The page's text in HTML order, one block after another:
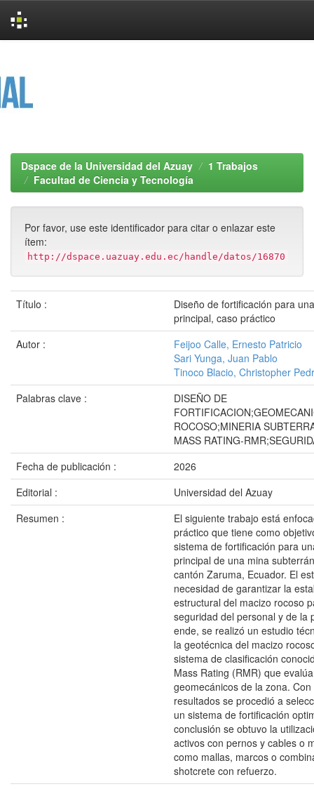
Dspace de la Universidad del Azuay
1 Trabajos
Facultad de Ciencia y Tecnología
Por favor, use este identificador para citar o enlazar este
ítem:
http://dspace.uazuay.edu.ec/handle/datos/16870
Título :
Diseño de fortificación para
principal, caso práctico
Autor :
Feijoo Calle, Ernesto Patricio
Sari Yunga, Juan Pablo
Tinoco Blacio, Christopher
Palabras clave :
DISEÑO DE
ROCOSO;MINERIA
MASS RATING-
Fecha de publicación :
2026
Editorial :
Universidad del Azuay
Resumen :
El siguiente trabajo está
práctico que tiene como
sistema de fortificación para
principal de una mina
cantón Zaruma, Ecuador. El
necesidad de garantizar la
estructural del macizo rocoso
seguridad del personal y de la
ende, se realizó un estudio
la geotécnica del macizo
sistema de clasificación
Mass Rating (RMR) que
geomecánicos de la zona.
resultados se procedió a
un sistema de fortificación
conclusión se obtuvo la
activos con pernos y cables o
como mallas, marcos o
shotcrete con refuerzo.